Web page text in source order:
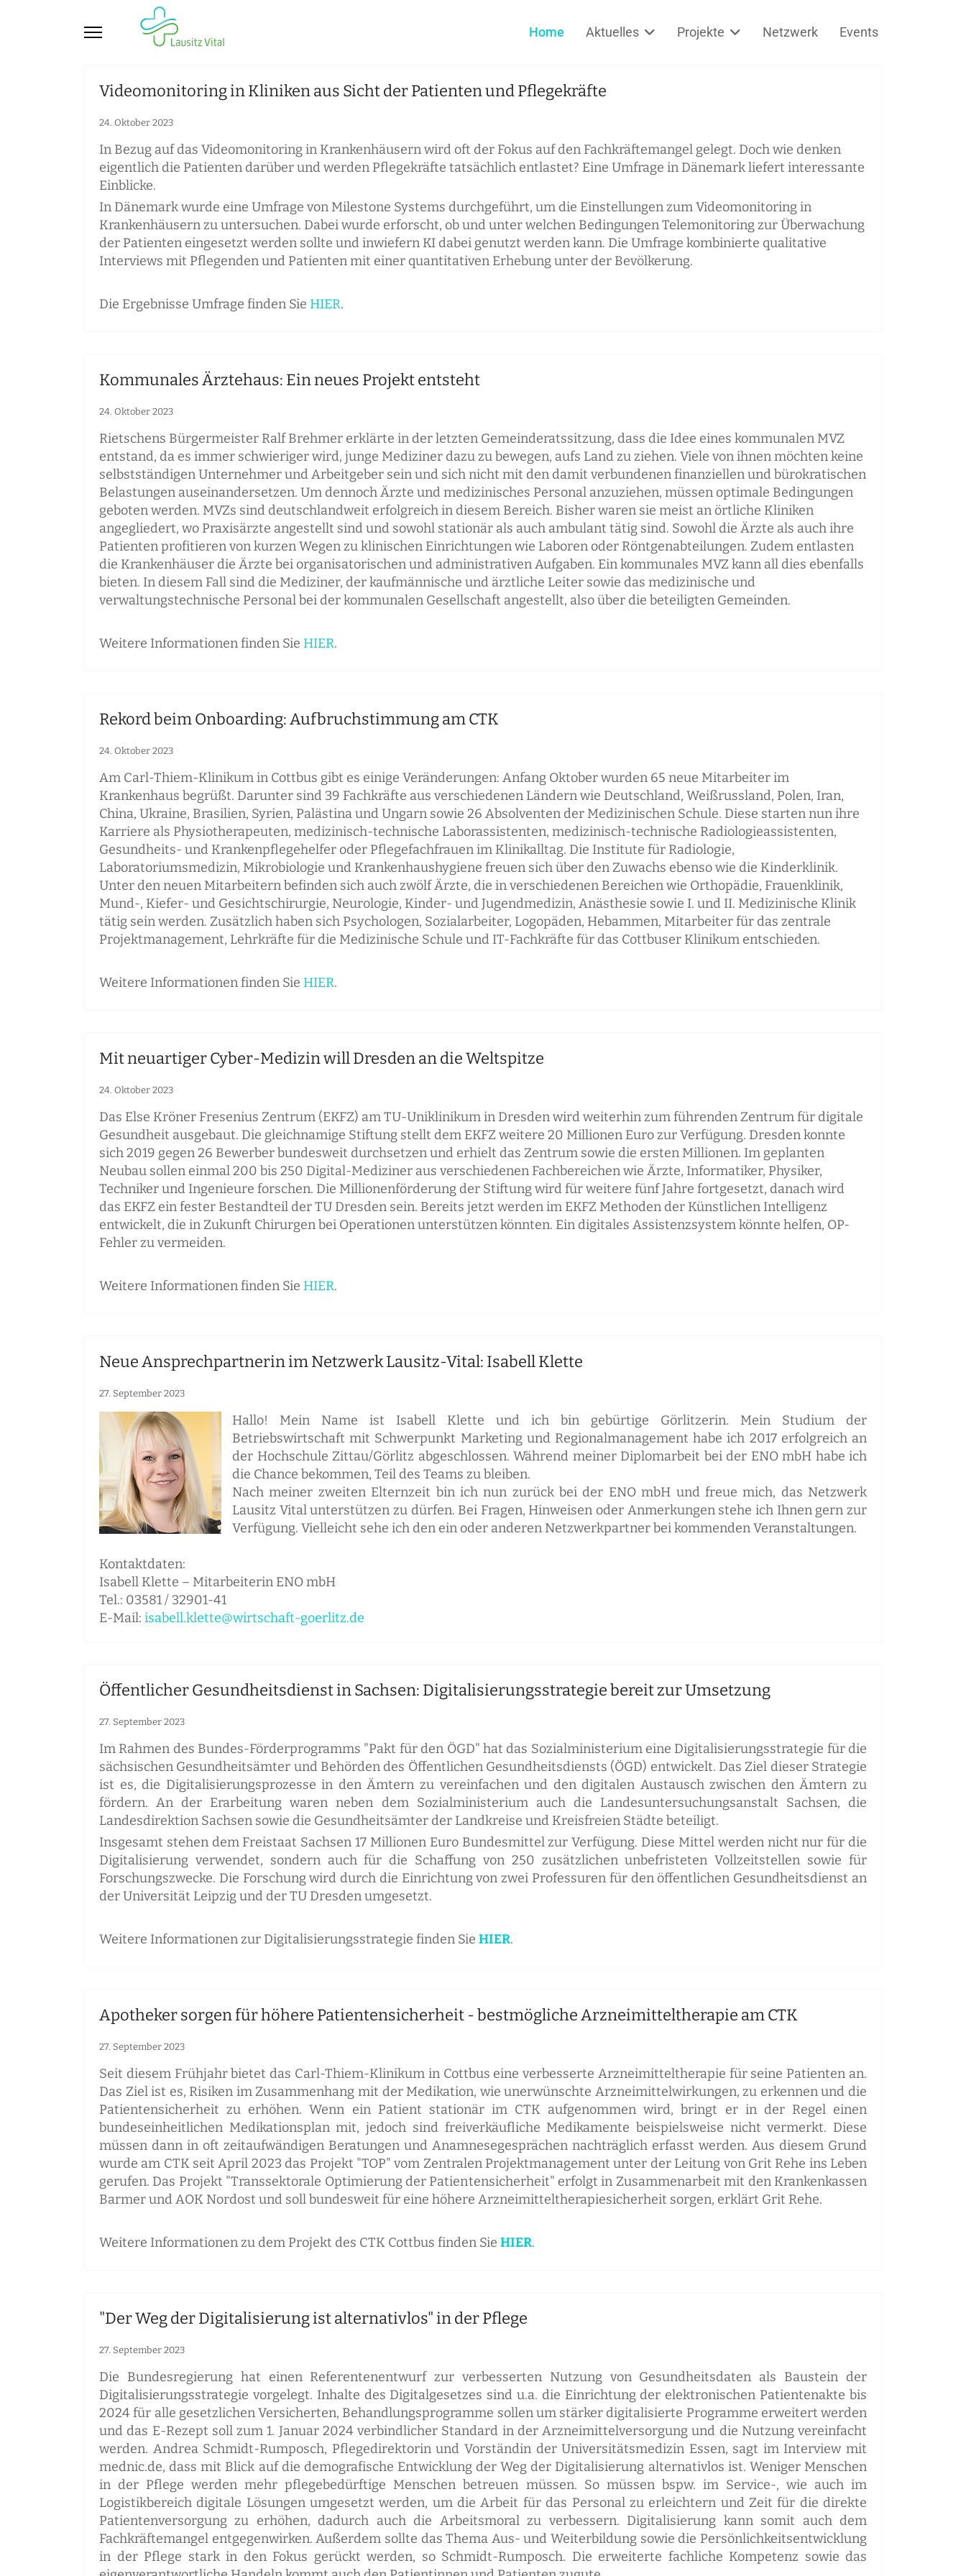
Home Aktuelles Projekte Netzwerk Events
Videomonitoring in Kliniken aus Sicht der Patienten und Pflegekräfte
24. Oktober 2023
In Bezug auf das Videomonitoring in Krankenhäusern wird oft der Fokus auf den Fachkräftemangel gelegt. Doch wie denken
eigentlich die Patienten darüber und werden Pflegekräfte tatsächlich entlastet? Eine Umfrage in Dänemark liefert interessante
Einblicke.
In Dänemark wurde eine Umfrage von Milestone Systems durchgeführt, um die Einstellungen zum Videomonitoring in
Krankenhäusern zu untersuchen. Dabei wurde erforscht, ob und unter welchen Bedingungen Telemonitoring zur Überwachung
der Patienten eingesetzt werden sollte und inwiefern KI dabei genutzt werden kann. Die Umfrage kombinierte qualitative
Interviews mit Pflegenden und Patienten mit einer quantitativen Erhebung unter der Bevölkerung.
Die Ergebnisse Umfrage finden Sie HIER.
Kommunales Ärztehaus: Ein neues Projekt entsteht
24. Oktober 2023
Rietschens Bürgermeister Ralf Brehmer erklärte in der letzten Gemeinderatssitzung, dass die Idee eines kommunalen MVZ
entstand, da es immer schwieriger wird, junge Mediziner dazu zu bewegen, aufs Land zu ziehen. Viele von ihnen möchten keine
selbstständigen Unternehmer und Arbeitgeber sein und sich nicht mit den damit verbundenen finanziellen und bürokratischen
Belastungen auseinandersetzen. Um dennoch Ärzte und medizinisches Personal anzuziehen, müssen optimale Bedingungen
geboten werden. MVZs sind deutschlandweit erfolgreich in diesem Bereich. Bisher waren sie meist an örtliche Kliniken
angegliedert, wo Praxisärzte angestellt sind und sowohl stationär als auch ambulant tätig sind. Sowohl die Ärzte als auch ihre
Patienten profitieren von kurzen Wegen zu klinischen Einrichtungen wie Laboren oder Röntgenabteilungen. Zudem entlasten
die Krankenhäuser die Ärzte bei organisatorischen und administrativen Aufgaben. Ein kommunales MVZ kann all dies ebenfalls
bieten. In diesem Fall sind die Mediziner, der kaufmännische und ärztliche Leiter sowie das medizinische und
verwaltungstechnische Personal bei der kommunalen Gesellschaft angestellt, also über die beteiligten Gemeinden.
Weitere Informationen finden Sie HIER.
Rekord beim Onboarding: Aufbruchstimmung am CTK
24. Oktober 2023
Am Carl-Thiem-Klinikum in Cottbus gibt es einige Veränderungen: Anfang Oktober wurden 65 neue Mitarbeiter im
Krankenhaus begrüßt. Darunter sind 39 Fachkräfte aus verschiedenen Ländern wie Deutschland, Weißrussland, Polen, Iran,
China, Ukraine, Brasilien, Syrien, Palästina und Ungarn sowie 26 Absolventen der Medizinischen Schule. Diese starten nun ihre
Karriere als Physiotherapeuten, medizinisch-technische Laborassistenten, medizinisch-technische Radiologieassistenten,
Gesundheits- und Krankenpflegehelfer oder Pflegefachfrauen im Klinikalltag. Die Institute für Radiologie,
Laboratoriumsmedizin, Mikrobiologie und Krankenhaushygiene freuen sich über den Zuwachs ebenso wie die Kinderklinik.
Unter den neuen Mitarbeitern befinden sich auch zwölf Ärzte, die in verschiedenen Bereichen wie Orthopädie, Frauenklinik,
Mund-, Kiefer- und Gesichtschirurgie, Neurologie, Kinder- und Jugendmedizin, Anästhesie sowie I. und II. Medizinische Klinik
tätig sein werden. Zusätzlich haben sich Psychologen, Sozialarbeiter, Logopäden, Hebammen, Mitarbeiter für das zentrale
Projektmanagement, Lehrkräfte für die Medizinische Schule und IT-Fachkräfte für das Cottbuser Klinikum entschieden.
Weitere Informationen finden Sie HIER.
Mit neuartiger Cyber-Medizin will Dresden an die Weltspitze
24. Oktober 2023
Das Else Kröner Fresenius Zentrum (EKFZ) am TU-Uniklinikum in Dresden wird weiterhin zum führenden Zentrum für digitale
Gesundheit ausgebaut. Die gleichnamige Stiftung stellt dem EKFZ weitere 20 Millionen Euro zur Verfügung. Dresden konnte
sich 2019 gegen 26 Bewerber bundesweit durchsetzen und erhielt das Zentrum sowie die ersten Millionen. Im geplanten
Neubau sollen einmal 200 bis 250 Digital-Mediziner aus verschiedenen Fachbereichen wie Ärzte, Informatiker, Physiker,
Techniker und Ingenieure forschen. Die Millionenförderung der Stiftung wird für weitere fünf Jahre fortgesetzt, danach wird
das EKFZ ein fester Bestandteil der TU Dresden sein. Bereits jetzt werden im EKFZ Methoden der Künstlichen Intelligenz
entwickelt, die in Zukunft Chirurgen bei Operationen unterstützen könnten. Ein digitales Assistenzsystem könnte helfen, OP-
Fehler zu vermeiden.
Weitere Informationen finden Sie HIER.
Neue Ansprechpartnerin im Netzwerk Lausitz-Vital: Isabell Klette
27. September 2023
Hallo! Mein Name ist Isabell Klette und ich bin gebürtige Görlitzerin. Mein Studium der
Betriebswirtschaft mit Schwerpunkt Marketing und Regionalmanagement habe ich 2017 erfolgreich an
der Hochschule Zittau/Görlitz abgeschlossen. Während meiner Diplomarbeit bei der ENO mbH habe ich
die Chance bekommen, Teil des Teams zu bleiben.
Nach meiner zweiten Elternzeit bin ich nun zurück bei der ENO mbH und freue mich, das Netzwerk
Lausitz Vital unterstützen zu dürfen. Bei Fragen, Hinweisen oder Anmerkungen stehe ich Ihnen gern zur
Verfügung. Vielleicht sehe ich den ein oder anderen Netzwerkpartner bei kommenden Veranstaltungen.
Kontaktdaten:
Isabell Klette – Mitarbeiterin ENO mbH
Tel.: 03581 / 32901-41
E-Mail: isabell.klette@wirtschaft-goerlitz.de
Öffentlicher Gesundheitsdienst in Sachsen: Digitalisierungsstrategie bereit zur Umsetzung
27. September 2023
Im Rahmen des Bundes-Förderprogramms "Pakt für den ÖGD" hat das Sozialministerium eine Digitalisierungsstrategie für die
sächsischen Gesundheitsämter und Behörden des Öffentlichen Gesundheitsdiensts (ÖGD) entwickelt. Das Ziel dieser Strategie
ist es, die Digitalisierungsprozesse in den Ämtern zu vereinfachen und den digitalen Austausch zwischen den Ämtern zu
fördern. An der Erarbeitung waren neben dem Sozialministerium auch die Landesuntersuchungsanstalt Sachsen, die
Landesdirektion Sachsen sowie die Gesundheitsämter der Landkreise und Kreisfreien Städte beteiligt.
Insgesamt stehen dem Freistaat Sachsen 17 Millionen Euro Bundesmittel zur Verfügung. Diese Mittel werden nicht nur für die
Digitalisierung verwendet, sondern auch für die Schaffung von 250 zusätzlichen unbefristeten Vollzeitstellen sowie für
Forschungszwecke. Die Forschung wird durch die Einrichtung von zwei Professuren für den öffentlichen Gesundheitsdienst an
der Universität Leipzig und der TU Dresden umgesetzt.
Weitere Informationen zur Digitalisierungsstrategie finden Sie HIER.
Apotheker sorgen für höhere Patientensicherheit - bestmögliche Arzneimitteltherapie am CTK
27. September 2023
Seit diesem Frühjahr bietet das Carl-Thiem-Klinikum in Cottbus eine verbesserte Arzneimitteltherapie für seine Patienten an.
Das Ziel ist es, Risiken im Zusammenhang mit der Medikation, wie unerwünschte Arzneimittelwirkungen, zu erkennen und die
Patientensicherheit zu erhöhen. Wenn ein Patient stationär im CTK aufgenommen wird, bringt er in der Regel einen
bundeseinheitlichen Medikationsplan mit, jedoch sind freiverkäufliche Medikamente beispielsweise nicht vermerkt. Diese
müssen dann in oft zeitaufwändigen Beratungen und Anamnesegesprächen nachträglich erfasst werden. Aus diesem Grund
wurde am CTK seit April 2023 das Projekt "TOP" vom Zentralen Projektmanagement unter der Leitung von Grit Rehe ins Leben
gerufen. Das Projekt "Transsektorale Optimierung der Patientensicherheit" erfolgt in Zusammenarbeit mit den Krankenkassen
Barmer und AOK Nordost und soll bundesweit für eine höhere Arzneimitteltherapiesicherheit sorgen, erklärt Grit Rehe.
Weitere Informationen zu dem Projekt des CTK Cottbus finden Sie HIER.
"Der Weg der Digitalisierung ist alternativlos" in der Pflege
27. September 2023
Die Bundesregierung hat einen Referentenentwurf zur verbesserten Nutzung von Gesundheitsdaten als Baustein der
Digitalisierungsstrategie vorgelegt. Inhalte des Digitalgesetzes sind u.a. die Einrichtung der elektronischen Patientenakte bis
2024 für alle gesetzlichen Versicherten, Behandlungsprogramme sollen um stärker digitalisierte Programme erweitert werden
und das E-Rezept soll zum 1. Januar 2024 verbindlicher Standard in der Arzneimittelversorgung und die Nutzung vereinfacht
werden. Andrea Schmidt-Rumposch, Pflegedirektorin und Vorständin der Universitätsmedizin Essen, sagt im Interview mit
mednic.de, dass mit Blick auf die demografische Entwicklung der Weg der Digitalisierung alternativlos ist. Weniger Menschen
in der Pflege werden mehr pflegebedürftige Menschen betreuen müssen. So müssen bspw. im Service-, wie auch im
Logistikbereich digitale Lösungen umgesetzt werden, um die Arbeit für das Personal zu erleichtern und Zeit für die direkte
Patientenversorgung zu erhöhen, dadurch auch die Arbeitsmoral zu verbessern. Digitalisierung kann somit auch dem
Fachkräftemangel entgegenwirken. Außerdem sollte das Thema Aus- und Weiterbildung sowie die Persönlichkeitsentwicklung
in der Pflege stark in den Fokus gerückt werden, so Schmidt-Rumposch. Die erweiterte fachliche Kompetenz sowie das